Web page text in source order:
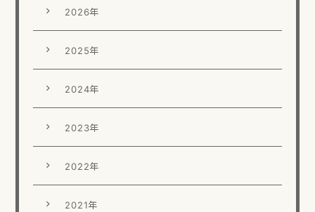
2026年
2025年
2024年
2023年
2022年
2021年